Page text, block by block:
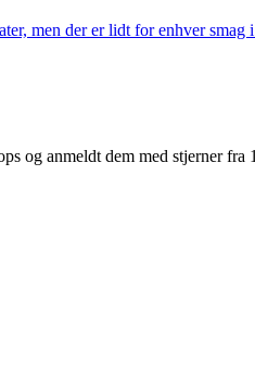
men der er lidt for enhver
og anmeldt dem med stjerner